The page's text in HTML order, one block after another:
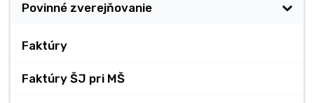
Povinné zverejňovanie
Faktúry
Faktúry ŠJ pri MŠ